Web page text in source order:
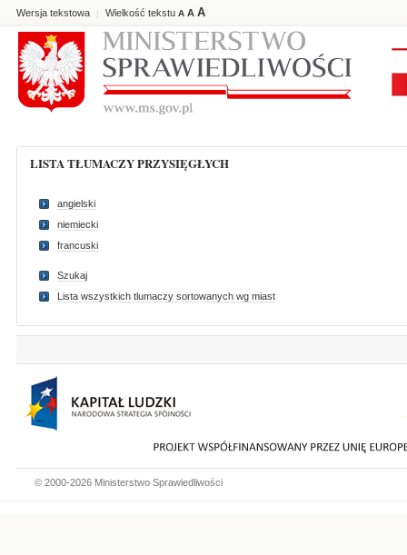
Wersja tekstowa | Wielkość tekstu A A A
LISTA TŁUMACZY PRZYSIĘGŁYCH
angielski
niemiecki
francuski
Szukaj
Lista wszystkich tlumaczy sortowanych wg miast
© 2000-2026 Ministerstwo Sprawiedliwości